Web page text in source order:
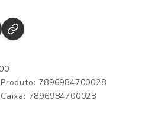
7896984700028
7896984700028